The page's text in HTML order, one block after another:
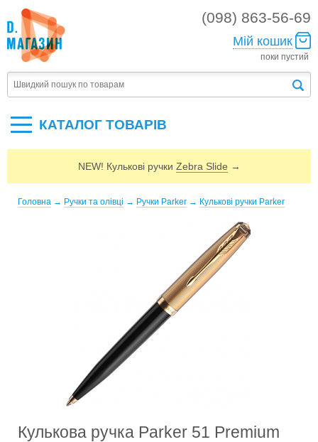
(098) 863-56-69
Мій кошик
поки пустий
КАТАЛОГ ТОВАРIВ
NEW! Кулькові ручки Zebra Slide →
Головна → Ручки та олівці → Ручки Parker → Кулькові ручки Parker
Кулькова ручка Parker 51 Premium